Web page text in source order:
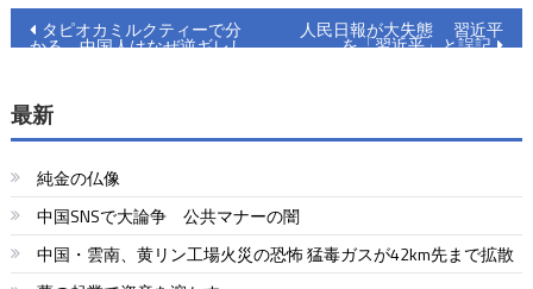
投
ナ
ビ
ゲ
ー
タピオカミルクティーで分
かる 中国人はなぜ逆ギレし
人民日報が大失態 習近平
を「習近乎」と誤記
最新
純金の仏像
中国SNSで大論争 公共マナーの闇
中国・雲南、黄リン工場火災の恐怖 猛毒ガスが42km先まで拡散